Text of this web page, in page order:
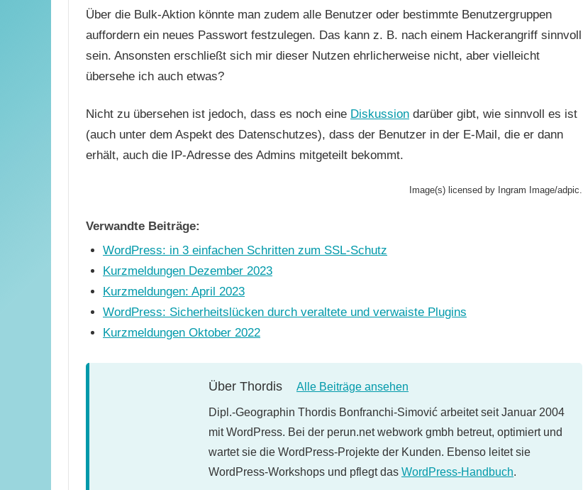
Über die Bulk-Aktion könnte man zudem alle Benutzer oder bestimmte Benutzergruppen
auffordern ein neues Passwort festzulegen. Das kann z. B. nach einem Hackerangriff sinnvoll
sein. Ansonsten erschließt sich mir dieser Nutzen ehrlicherweise nicht, aber vielleicht
übersehe ich auch etwas?
Nicht zu übersehen ist jedoch, dass es noch eine Diskussion darüber gibt, wie sinnvoll es ist
(auch unter dem Aspekt des Datenschutzes), dass der Benutzer in der E-Mail, die er dann
erhält, auch die IP-Adresse des Admins mitgeteilt bekommt.
Image(s) licensed by Ingram Image/adpic.
Verwandte Beiträge:
WordPress: in 3 einfachen Schritten zum SSL-Schutz
Kurzmeldungen Dezember 2023
Kurzmeldungen: April 2023
WordPress: Sicherheitslücken durch veraltete und verwaiste Plugins
Kurzmeldungen Oktober 2022
Über Thordis Alle Beiträge ansehen
Dipl.-Geographin Thordis Bonfranchi-Simović arbeitet seit Januar 2004
mit WordPress. Bei der perun.net webwork gmbh betreut, optimiert und
wartet sie die WordPress-Projekte der Kunden. Ebenso leitet sie
WordPress-Workshops und pflegt das WordPress-Handbuch.